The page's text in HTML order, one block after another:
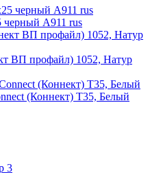
черный А911 rus
ВП профайл) 1052, Натур
(Коннект) T35, Белый